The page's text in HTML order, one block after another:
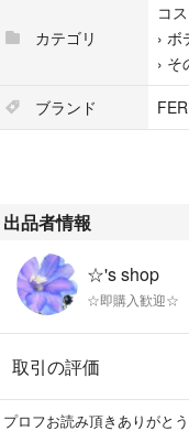
カテゴリ
コ
› ボ
› そ
ブランド
出品者情報
☆'s shop
☆即購入歓迎☆
取引の評価
プロフお読み頂きありがと